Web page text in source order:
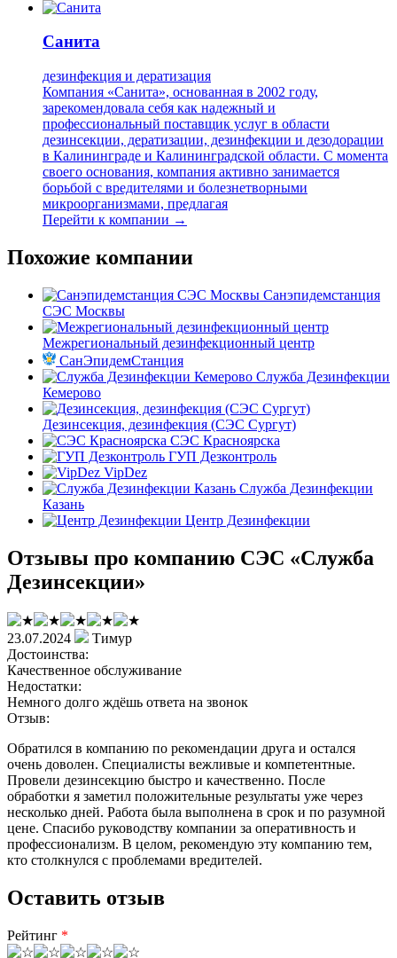
Санита
дезинфекция и дератизация
Компания «Санита», основанная в 2002 году,
зарекомендовала себя как надежный и
профессиональный поставщик услуг в области
дезинсекции, дератизации, дезинфекции и дезодорации
в Калининграде и Калининградской области. С момента
своего основания, компания активно занимается
борьбой с вредителями и болезнетворными
микроорганизмами, предлагая
Перейти к компании →
Похожие компании
Санэпидемстанция
СЭС Москвы
Межрегиональный дезинфекционный центр
СанЭпидемСтанция
Служба Дезинфекции
Кемерово
Дезинсекция, дезинфекция (СЭС Сургут)
СЭС Красноярска
ГУП Дезконтроль
VipDez
Служба Дезинфекции
Казань
Центр Дезинфекции
Отзывы про компанию СЭС «Служба
Дезинсекции»
23.07.2024
Тимур
Достоинства:
Качественное обслуживание
Недостатки:
Немного долго ждёшь ответа на звонок
Отзыв:
Обратился в компанию по рекомендации друга и остался
очень доволен. Специалисты вежливые и компетентные.
Провели дезинсекцию быстро и качественно. После
обработки я заметил положительные результаты уже через
несколько дней. Работа была выполнена в срок и по разумной
цене. Спасибо руководству компании за оперативность и
профессионализм. В целом, рекомендую эту компанию тем,
кто столкнулся с проблемами вредителей.
Оставить отзыв
Рейтинг *